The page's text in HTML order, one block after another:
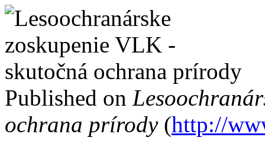
Published on
ochrana prírody(http://